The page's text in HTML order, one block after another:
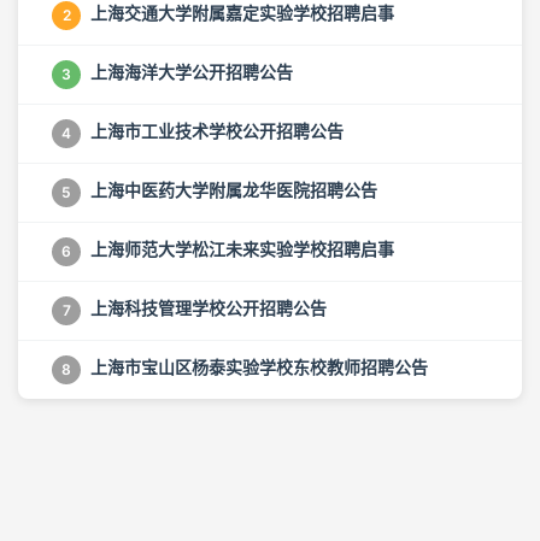
2 上海交通大学附属嘉定实验学校招聘启事
3 上海海洋大学公开招聘公告
4 上海市工业技术学校公开招聘公告
5 上海中医药大学附属龙华医院招聘公告
6 上海师范大学松江未来实验学校招聘启事
7 上海科技管理学校公开招聘公告
8 上海市宝山区杨泰实验学校东校教师招聘公告